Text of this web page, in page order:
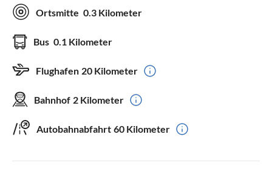
Ortsmitte 0.3 Kilometer
Bus 0.1 Kilometer
Flughafen 20 Kilometer
Bahnhof 2 Kilometer
Autobahnabfahrt 60 Kilometer